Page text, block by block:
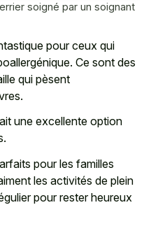
soigné par un soignant
pour ceux qui
Ce sont des
qui pèsent
une excellente option
pour les familles
les activités de plein
pour rester heureux